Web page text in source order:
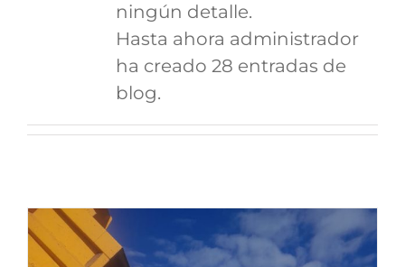
ningún detalle.
Hasta ahora administrador
ha creado 28 entradas de
blog.